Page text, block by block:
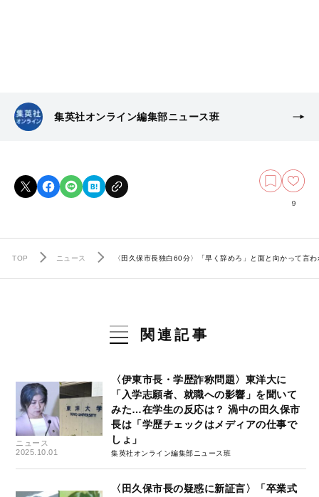
集英社オンライン編集部ニュース班
9
TOP ニュース 〈田久保市長独白60分〉「早く辞めろ」と面と向かって言
関連記事
ニュース
2025.10.01
〈伊東市長・学歴詐称問題〉東洋大に
「入学志願者、就職への影響」を聞いて
みた…在学生の反応は？ 渦中の田久保市
長は「学歴チェックはメディアの仕事で
しょ」
集英社オンライン編集部ニュース班
〈田久保市長の疑惑に新証言〉「卒業式